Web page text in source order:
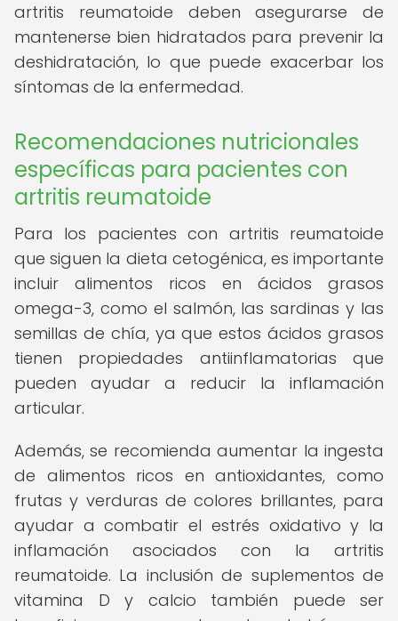
artritis reumatoide deben asegurarse de
mantenerse bien hidratados para prevenir la
deshidratación, lo que puede exacerbar los
síntomas de la enfermedad.
Recomendaciones nutricionales
específicas para pacientes con
artritis reumatoide
Para los pacientes con artritis reumatoide
que siguen la dieta cetogénica, es importante
incluir alimentos ricos en ácidos grasos
omega-3, como el salmón, las sardinas y las
semillas de chía, ya que estos ácidos grasos
tienen propiedades antiinflamatorias que
pueden ayudar a reducir la inflamación
articular.
Además, se recomienda aumentar la ingesta
de alimentos ricos en antioxidantes, como
frutas y verduras de colores brillantes, para
ayudar a combatir el estrés oxidativo y la
inflamación asociados con la artritis
reumatoide. La inclusión de suplementos de
vitamina D y calcio también puede ser